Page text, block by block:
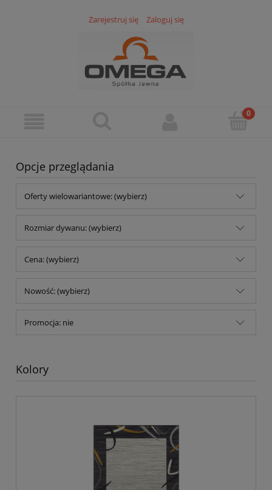
Zarejestruj się Zaloguj się
Opcje przeglądania
Oferty wielowariantowe: (wybierz)
Rozmiar dywanu: (wybierz)
Cena: (wybierz)
Nowość: (wybierz)
Promocja: nie
Kolory